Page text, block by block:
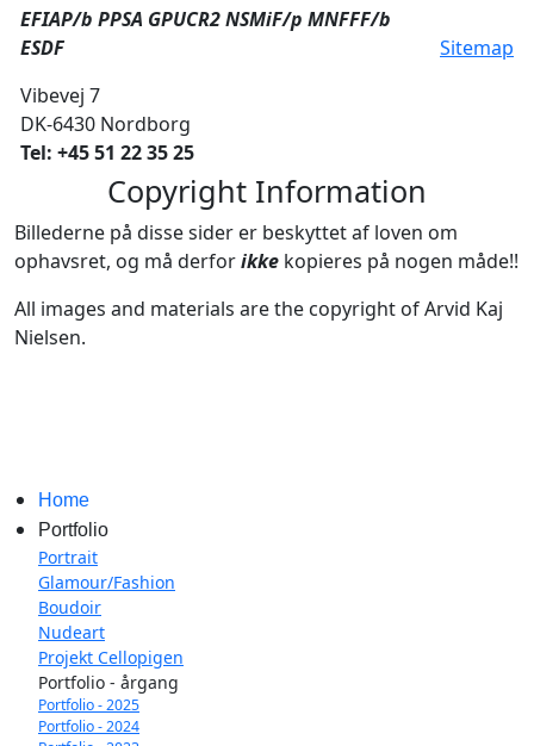
EFIAP/b PPSA GPUCR2 NSMiF/p MNFFF/b
ESDF
Vibevej 7
DK-6430 Nordborg
Tel: +45 51 22 35 25
Sitemap
Copyright Information
Billederne på disse sider er beskyttet af loven om
ophavsret, og må derforikke kopieres på nogen måde!!
All images and materials are the copyright of Arvid Kaj
Nielsen.
Home
Portfolio
Portrait
Glamour/Fashion
Boudoir
Nudeart
Projekt Cellopigen
Portfolio - årgang
Portfolio - 2025
Portfolio - 2024